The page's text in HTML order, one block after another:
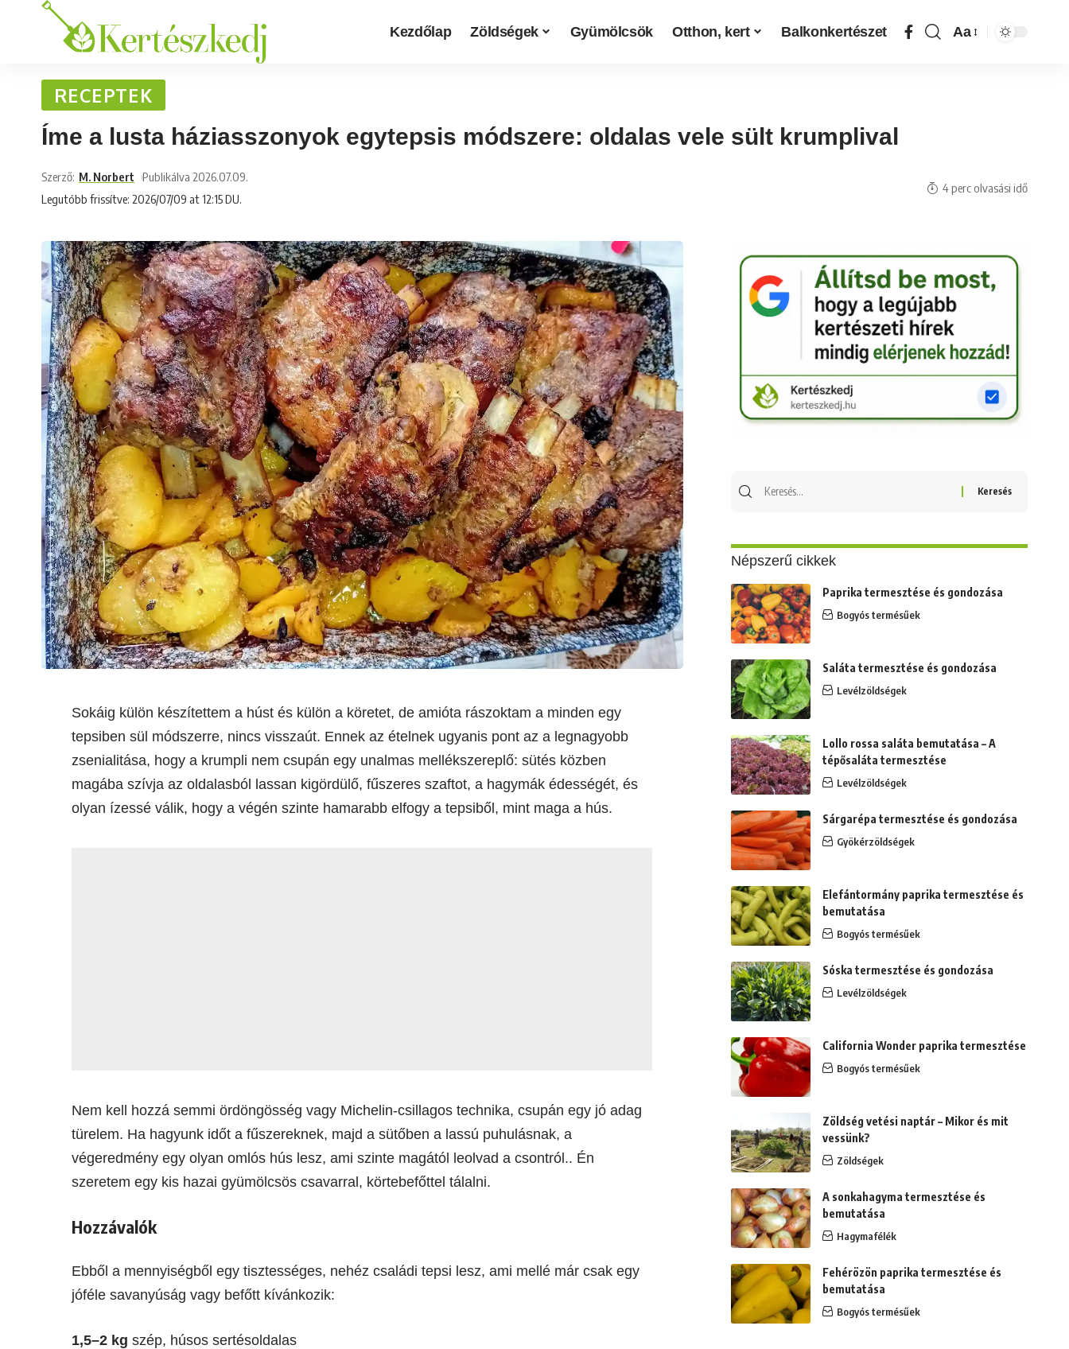
Kezdőlap Zöldségek Gyümölcsök Otthon, kert Balkonkertészet Aa
RECEPTEK
Íme a lusta háziasszonyok egytepsis módszere: oldalas vele sült krumplival
Legutóbb frissítve: 2026/07/09 at 12:15 DU.
Szerző: M. Norbert Publikálva 2026.07.09.
4 perc olvasási idő
Sokáig külön készítettem a húst és külön a köretet, de amióta rászoktam a minden egy
tepsiben sül módszerre, nincs visszaút. Ennek az ételnek ugyanis pont az a legnagyobb
zsenialitása, hogy a krumpli nem csupán egy unalmas mellékszereplő: sütés közben
magába szívja az oldalasból lassan kigördülő, fűszeres szaftot, a hagymák édességét, és
olyan ízessé válik, hogy a végén szinte hamarabb elfogy a tepsiből, mint maga a hús.
Nem kell hozzá semmi ördöngösség vagy Michelin-csillagos technika, csupán egy jó adag
türelem. Ha hagyunk időt a fűszereknek, majd a sütőben a lassú puhulásnak, a
végeredmény egy olyan omlós hús lesz, ami szinte magától leolvad a csontról.. Én
szeretem egy kis hazai gyümölcsös csavarral, körtebefőttel tálalni.
Hozzávalók
Ebből a mennyiségből egy tisztességes, nehéz családi tepsi lesz, ami mellé már csak egy
jóféle savanyúság vagy befőtt kívánkozik:
1,5–2 kg szép, húsos sertésoldalas
Népszerű cikkek
Paprika termesztése és gondozása
Bogyós termésűek
Saláta termesztése és gondozása
Levélzöldségek
Lollo rossa saláta bemutatása – A
tépősaláta termesztése
Levélzöldségek
Sárgarépa termesztése és gondozása
Gyökérzöldségek
Elefántormány paprika termesztése és
bemutatása
Bogyós termésűek
Sóska termesztése és gondozása
Levélzöldségek
California Wonder paprika termesztése
Bogyós termésűek
Zöldség vetési naptár – Mikor és mit
vessünk?
Zöldségek
A sonkahagyma termesztése és
bemutatása
Hagymafélék
Fehérözön paprika termesztése és
bemutatása
Bogyós termésűek